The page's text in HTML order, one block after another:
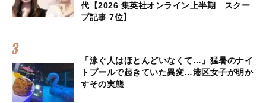
代【2026 集英社オンライン上半期 スクー
プ記事 7位】
「泳ぐ人はほとんどいなくて…」猛暑のナイ
トプールで起きていた異変…港区女子が明か
すその実態